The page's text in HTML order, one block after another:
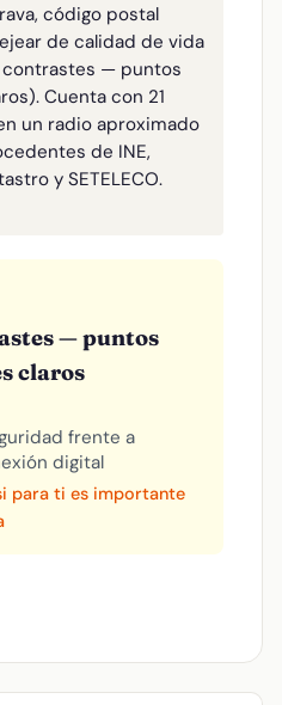
código postal
de calidad de vida
contrastes — puntos
Cuenta con 21
un radio aproximado
de INE,
y SETELECO.
— puntos
claros
frente a
digital
para ti es importante